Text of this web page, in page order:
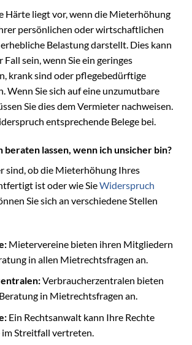
Härte liegt vor, wenn die Mieterhöhung
persönlichen oder wirtschaftlichen
Belastung darstellt. Dies kann
Fall sein, wenn Sie ein geringes
krank sind oder pflegebedürftige
Wenn Sie sich auf eine unzumutbare
Sie dies dem Vermieter nachweisen.
entsprechende Belege bei.
beraten lassen, wenn ich unsicher bin?
sind, ob die Mieterhöhung Ihres
ist oder wie SieWiderspruch
Sie sich an verschiedene Stellen
Mietervereine bieten ihren Mitgliedern
in allen Mietrechtsfragen an.
Verbraucherzentralen bieten
in Mietrechtsfragen an.
Ein Rechtsanwalt kann Ihre Rechte
im Streitfall vertreten.